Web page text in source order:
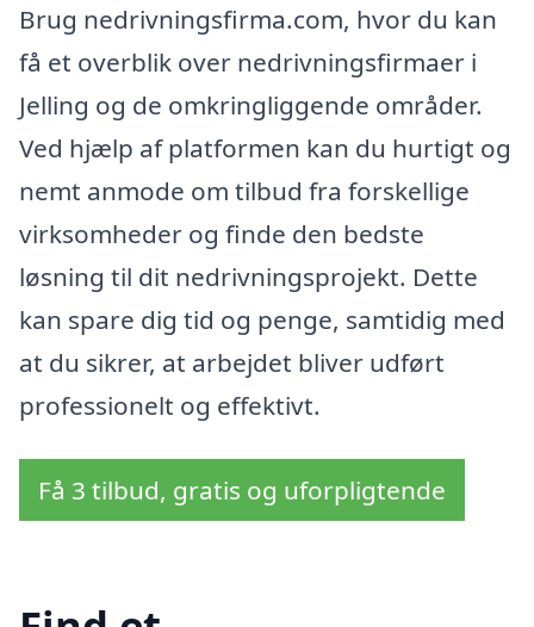
Brug nedrivningsfirma.com, hvor du kan
få et overblik over nedrivningsfirmaer i
Jelling og de omkringliggende områder.
Ved hjælp af platformen kan du hurtigt og
nemt anmode om tilbud fra forskellige
virksomheder og finde den bedste
løsning til dit nedrivningsprojekt. Dette
kan spare dig tid og penge, samtidig med
at du sikrer, at arbejdet bliver udført
professionelt og effektivt.
Få 3 tilbud, gratis og uforpligtende